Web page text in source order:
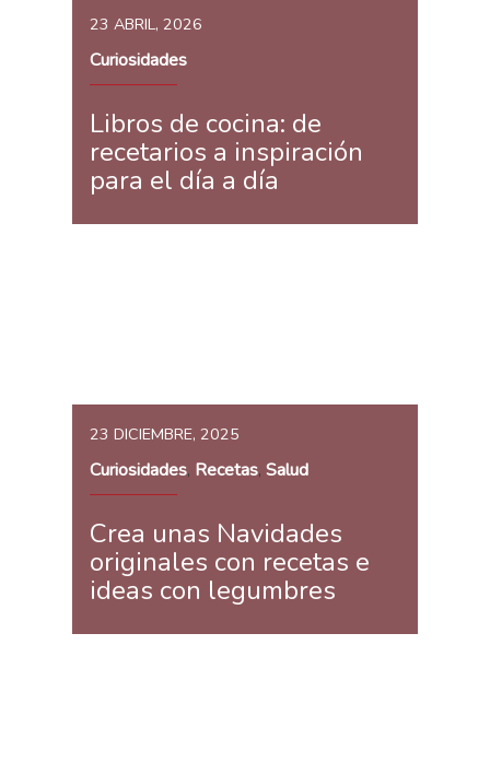
23 ABRIL, 2026
Curiosidades
Libros de cocina: de
recetarios a inspiración
para el día a día
23 DICIEMBRE, 2025
Curiosidades, Recetas, Salud
Crea unas Navidades
originales con recetas e
ideas con legumbres